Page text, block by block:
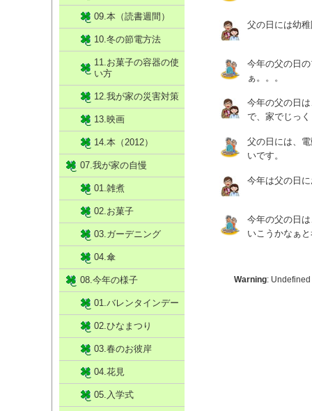
父の日には幼
今年の父の日
ぁ。。。
今年の父の日
で、家でじっ
父の日には、
いです。
今年は父の日
今年の父の日
いこうかなぁ
Warning:
09.本（読書週間）
10.冬の節電方法
11.お菓子の容器の使
い方
12.我が家の災害対策
13.映画
14.本（2012）
07.我が家の自慢
01.雑煮
02.お菓子
03.ガーデニング
04.傘
08.今年の様子
01.バレンタインデー
02.ひなまつり
03.春のお彼岸
04.花見
05.入学式